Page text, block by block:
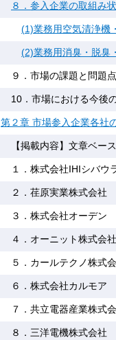
８．参入企業の取組み
(1)業務用空気清浄機
(2)業務用消臭・脱臭
９．市場の課題と問題点
10．市場における今後
第２章 市場参入企業各社
【掲載内容】文章ベー
１．株式会社IHIシバウ
２．荏原実業株式会社
３．株式会社オーデン
４．オーニット株式会社
５．カールテクノ株式
６．株式会社カルモア
７．共立電器産業株式
８．三洋電機株式会社